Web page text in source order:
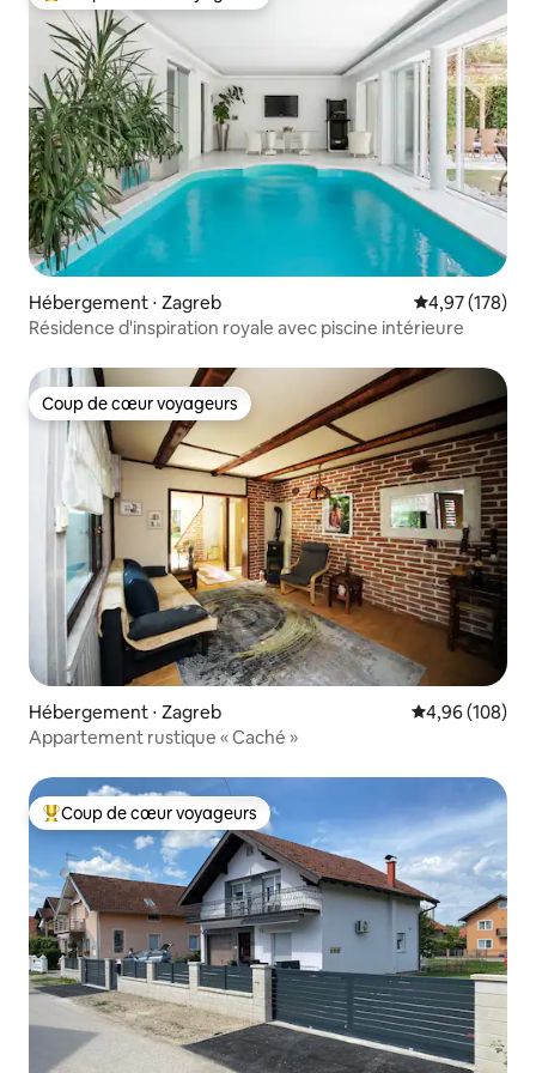
Hébergement ⋅ Zagreb Évaluation
4,97 (178)
Résidence d'inspiration royale avec piscine intérieure
Coup de cœur voyageurs
Coup de cœur voyageurs
Hébergement ⋅ Zagreb Évaluation
4,96 (108)
Appartement rustique « Caché »
Coups de cœur voyageurs les plus appréciés
Coup de cœur voyageurs